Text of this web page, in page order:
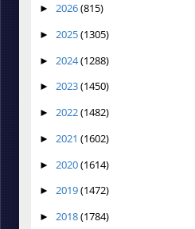
► 2026(815)
► 2025(1305)
► 2024(1288)
► 2023(1450)
► 2022(1482)
► 2021 (1602)
► 2020(1614)
► 2019(1472)
► 2018(1784)